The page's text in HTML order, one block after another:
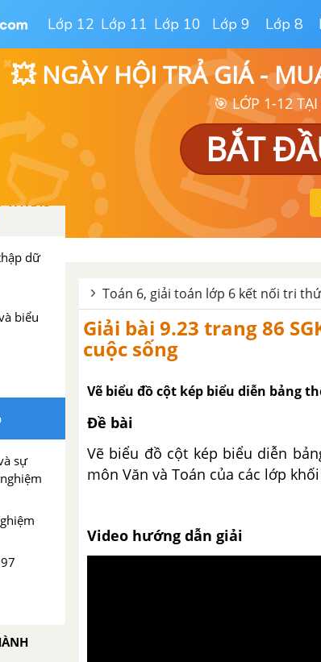
Lớp 12 Lớp 11 Lớp 10 Lớp 9 Lớp 8
💥 NGÀY HỘI TRẢ GIÁ -
🎯 LỚP 1-12
BẮT
VÀ XÁC
dữ
biểu
sự
Toán 6, giải toán lớp 6 kết nối tri
Giải bài 9.23 trang 86
cuộc sống
Vẽ biểu đồ cột kép biểu diễn bảng
Đề bài
Vẽ biểu đồ cột kép biểu diễn
môn Văn và Toán của các lớp
Video hướng dẫn giải